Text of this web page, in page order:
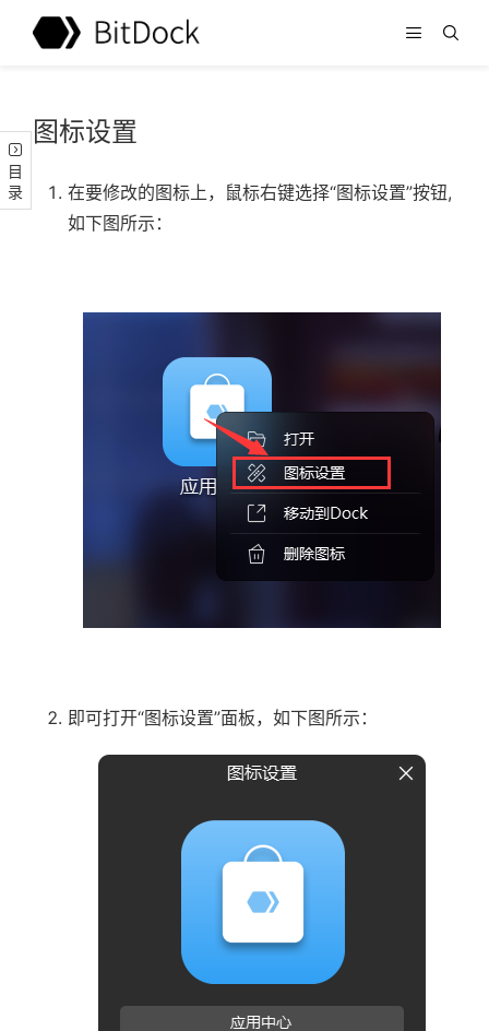
目录
图标设置
在要修改的图标上，鼠标右键选择“图标设置”按钮,
如下图所示：
即可打开“图标设置”面板，如下图所示：